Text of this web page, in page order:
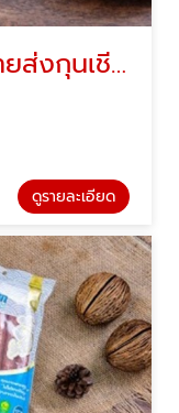
โรงงานผลิตกุนเชียง ขายส่งกุนเชียง
ดูรายละเอียด